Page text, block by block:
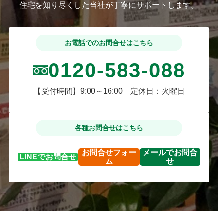
住宅を知り尽くした当社が丁寧にサポートします。
お電話でのお問合せはこちら
0120-583-088
【受付時間】9:00～16:00 定休日：火曜日
各種お問合せはこちら
LINEでお問合せ
お問合せフォー
ム
メールでお問合
せ